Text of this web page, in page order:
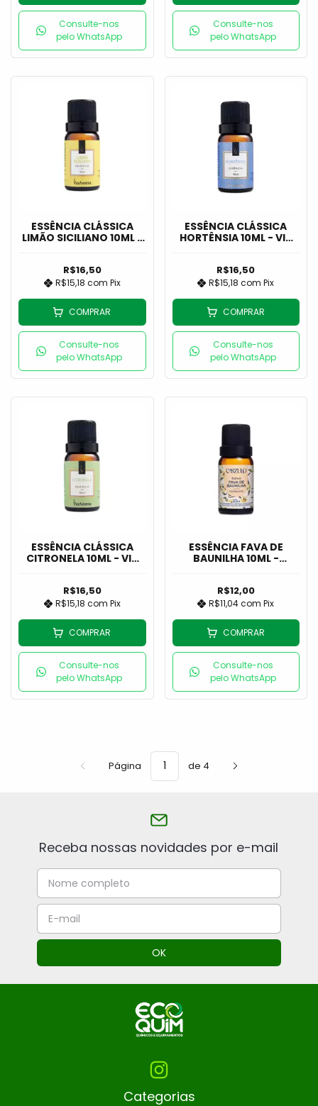
Consulte-nos
pelo WhatsApp
Consulte-nos
pelo WhatsApp
ESSÊNCIA CLÁSSICA
LIMÃO SICILIANO 10ML -
R$16,50
R$15,18 com Pix
COMPRAR
Consulte-nos
pelo WhatsApp
ESSÊNCIA CLÁSSICA
HORTÊNSIA 10ML - VIA
R$16,50
R$15,18com Pix
COMPRAR
Consulte-nos
pelo WhatsApp
ESSÊNCIA CLÁSSICA
CITRONELA 10ML - VIA
R$16,50
R$15,18 com Pix
COMPRAR
Consulte-nos
pelo WhatsApp
ESSÊNCIA FAVA DE
BAUNILHA 10ML -
R$12,00
R$11,04com Pix
COMPRAR
Consulte-nos
pelo WhatsApp
Página de 4
Receba nossas novidades por e-mail
Categorias